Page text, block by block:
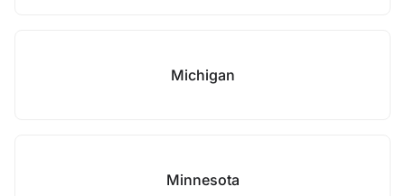
Michigan
Minnesota